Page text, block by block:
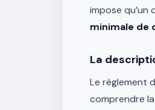
impose qu’un
minimale de
La
Le règlement
comprendre